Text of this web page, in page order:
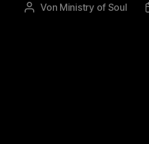
Beitragsautor
Von Ministry of Soul